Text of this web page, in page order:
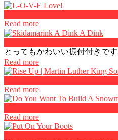
Read more
とってもかわいい振付付きです
Read more
Read more
Read more